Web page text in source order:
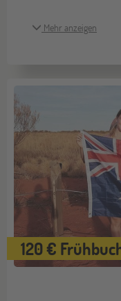
Mehr anzeigen
120 €